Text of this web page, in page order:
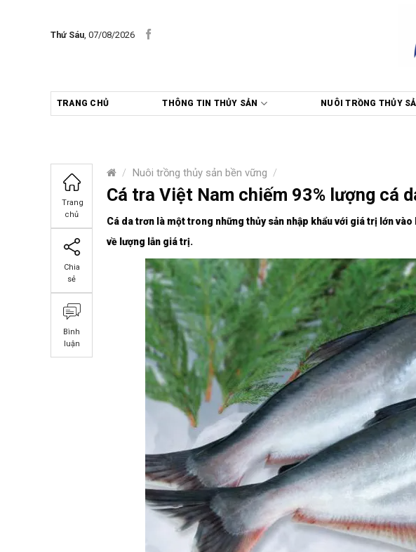
Thứ Sáu, 07/08/2026
TRANG CHỦ THÔNG TIN THỦY SẢN NUÔI TRỒNG THỦY
/ Nuôi trồng thủy sản bền vững /
Trang
chủ
Chia
sẻ
Bình
luận
Cá tra Việt Nam chiếm 93% lượng cá
Cá da trơn là một trong những thủy sản nhập khẩu với giá trị lớn
về lượng lẫn giá trị.